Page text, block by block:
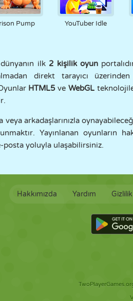
Pump YouTuber Idle
ilk 2 kişilik oyun
direkt tarayıcı
HTML5ve WebGL
veya arkadaşlarınızla
Yayınlanan oyunların
yoluyla ulaşabilirsiniz.
Hakkımızda Yardım